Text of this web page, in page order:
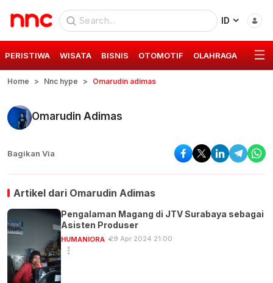
ID
PERISTIWA WISATA BISNIS OTOMOTIF OLAHRAGA GAYA
Home Nnc hype Omarudin adimas
Omarudin Adimas
Bagikan Via
Artikel dari Omarudin Adimas
Pengalaman Magang di JTV Surabaya sebagai
Asisten Produser
HUMANIORA 29 Apr 2024 21:00